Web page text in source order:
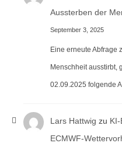
Aussterben der
September 3, 2025
Eine erneute Abfrage
Menschheit ausstirbt,
02.09.2025 folgende
Lars Hattwig zu
ECMWF-